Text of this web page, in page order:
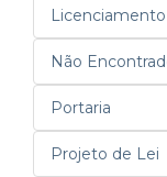
Não
Portaria
Projeto de Lei